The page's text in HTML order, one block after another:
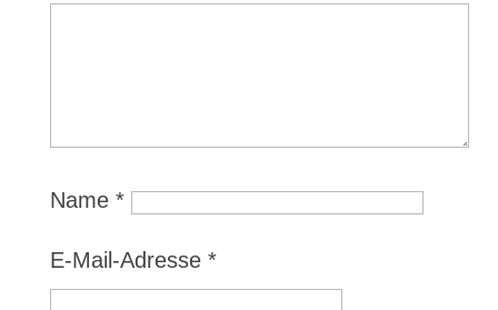
Name *
E-Mail-Adresse *